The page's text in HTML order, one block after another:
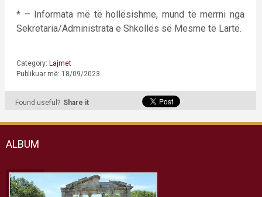
* – Informata më të hollësishme, mund të merrni nga
Sekretaria/Administrata e Shkollës së Mesme të Lartë.
Category: Lajmet
Publikuar më: 18/09/2023
Found useful? Share it
ALBUM